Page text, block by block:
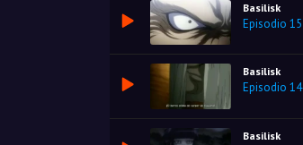
Basilisk
Episodio 15
Basilisk
Episodio 14
Basilisk